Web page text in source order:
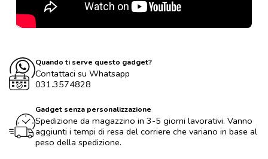
Quando ti serve questo gadget?
Contattaci su Whatsapp
031.3574828
Gadget senza personalizzazione
Spedizione da magazzino in 3-5 giorni lavorativi. Vanno
aggiunti i tempi di resa del corriere che variano in base al
peso della spedizione.